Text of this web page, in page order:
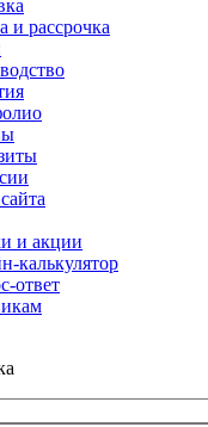
и рассрочка
и акции
калькулятор
ответ